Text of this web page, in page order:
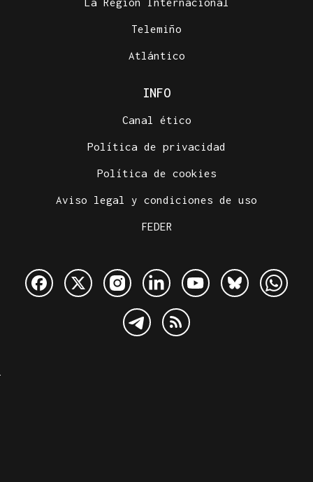
Telemiño
Atlántico
INFO
Canal ético
Política de privacidad
Política de cookies
Aviso legal y condiciones de uso
FEDER